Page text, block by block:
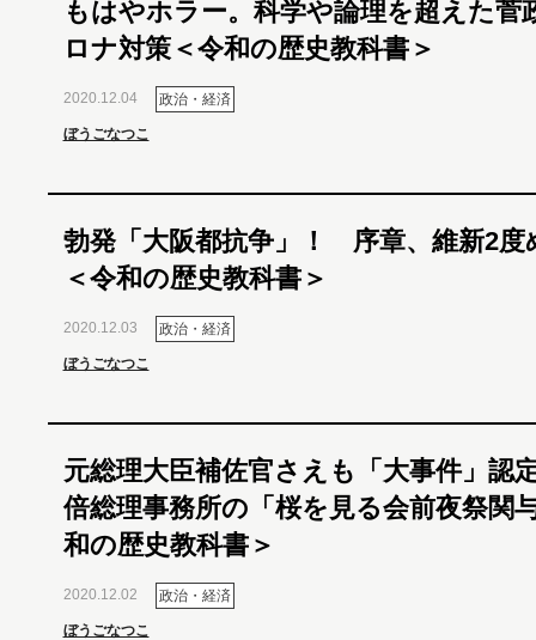
もはやホラー。科学や論理を超えた菅
ロナ対策＜令和の歴史教科書＞
2020.12.04 政治・経済
ぼうごなつこ
勃発「大阪都抗争」！ 序章、維新2度
＜令和の歴史教科書＞
2020.12.03 政治・経済
ぼうごなつこ
元総理大臣補佐官さえも「大事件」認
倍総理事務所の「桜を見る会前夜祭関
和の歴史教科書＞
2020.12.02 政治・経済
ぼうごなつこ